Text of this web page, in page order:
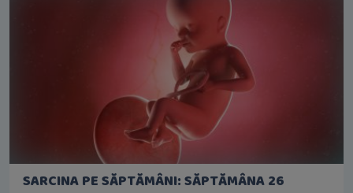
SARCINA PE SĂPTĂMÂNI: SĂPTĂMÂNA 26